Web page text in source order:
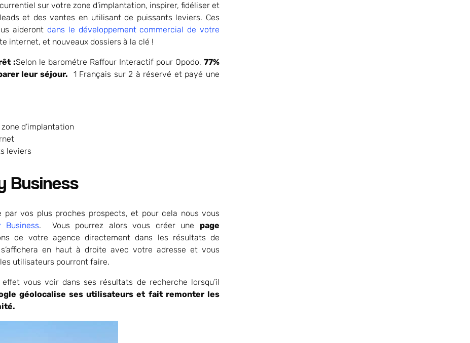
sur votre zone d’implantation, inspirer, fidéliser et
et des ventes en utilisant de puissants leviers. Ces
aiderontdans le développement commercial de votre
internet, et nouveaux dossiers à la clé !
:Selon le barométre Raffour Interactif pour Opodo,77%
leur séjour. 1 Français sur 2 à réservé et payé une
d’implantation
leviers
Business
vos plus proches prospects, et pour cela nous vous
Business. Vous pourrez alors vous créer une page
de votre agence directement dans les résultats de
en haut à droite avec votre adresse et vous
utilisateurs pourront faire.
vous voir dans ses résultats de recherche lorsqu’il
géolocalise ses utilisateurs et fait remonter les